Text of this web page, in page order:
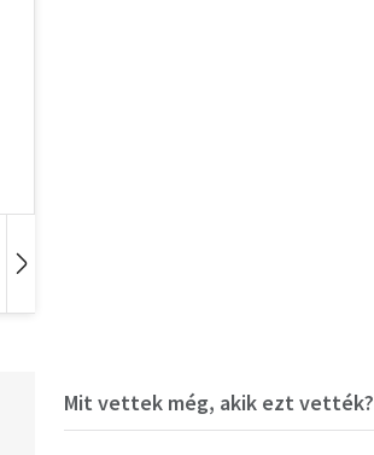
Hangoskönyv
Mit vettek még, akik ezt vették?